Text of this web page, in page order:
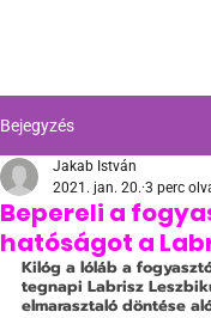
Bejegyzés
Bepereli a
hatóságot a
Jakab István
2021. jan. 20. 3 perc
Kilóg a lóláb a
tegnapi Labrisz
elmarasztaló döntése